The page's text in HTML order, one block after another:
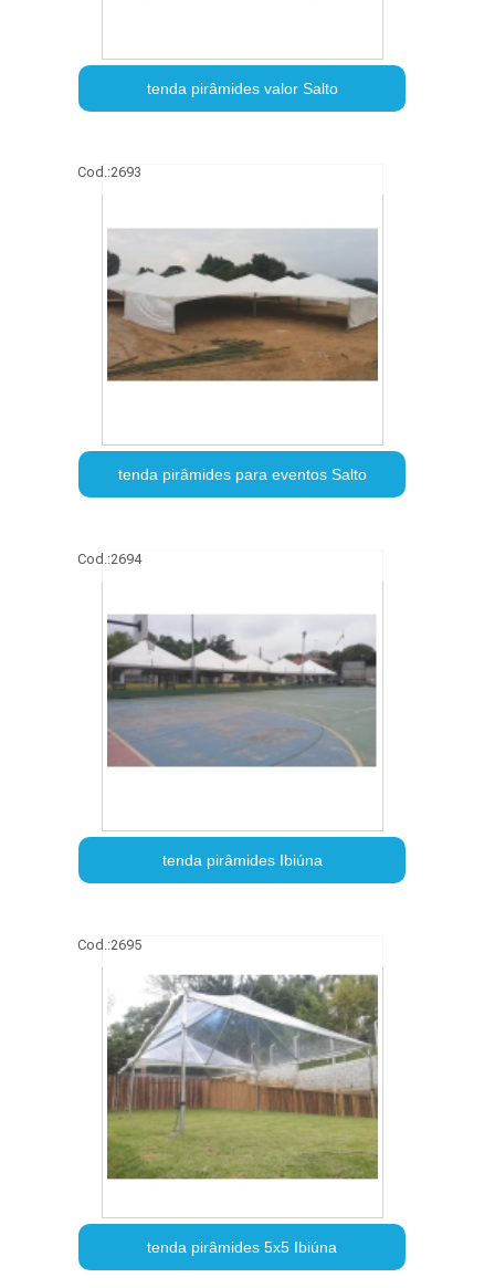
tenda pirâmides valor Salto
Cod.:2693
tenda pirâmides para eventos Salto
Cod.:2694
tenda pirâmides Ibiúna
Cod.:2695
tenda pirâmides 5x5 Ibiúna